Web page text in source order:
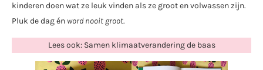
kinderen doen wat ze leuk vinden als ze groot en volwassen zijn.
Pluk de dag én word nooit groot.
Lees ook: Samen klimaatverandering de baas